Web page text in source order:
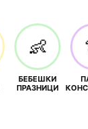
👶
БЕБЕШКИ
ПРАЗНИЦИ